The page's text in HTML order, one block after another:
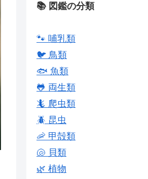
📚 図鑑の分類
🐾 哺乳類
🐦 鳥類
🐟 魚類
🐸 両生類
🦎 爬虫類
🪲 昆虫
🦐 甲殻類
🐚 貝類
🌿 植物